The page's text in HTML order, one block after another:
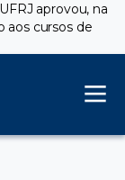
aprovou, na
aos cursos de